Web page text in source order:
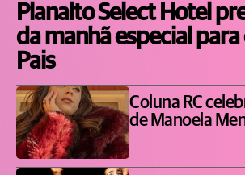
Planalto Select Hotel
da manhã especial para
Pais
Coluna RC
de Manoela